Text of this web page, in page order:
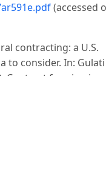
(accessed
contracting: a U.S.
to consider. In: Gulati
Contract farming in